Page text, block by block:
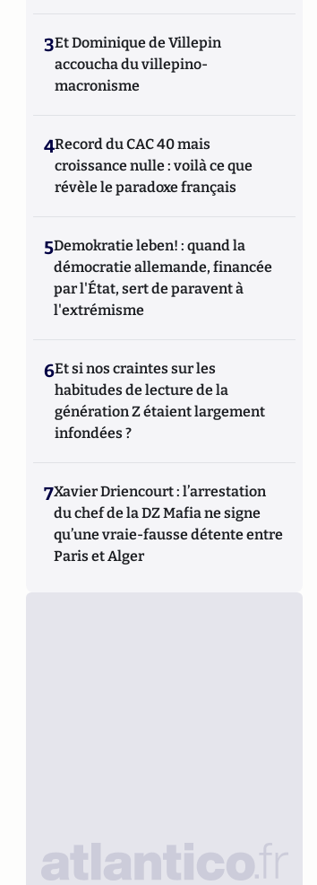
3Et Dominique de Villepin
accoucha du villepino-
macronisme
4Record du CAC 40 mais
croissance nulle : voilà ce que
révèle le paradoxe français
5Demokratie leben! : quand la
démocratie allemande, financée
par l'État, sert de paravent à
l'extrémisme
6Et si nos craintes sur les
habitudes de lecture de la
génération Z étaient largement
infondées ?
7Xavier Driencourt : l’arrestation
du chef de la DZ Mafia ne signe
qu’une vraie-fausse détente entre
Paris et Alger